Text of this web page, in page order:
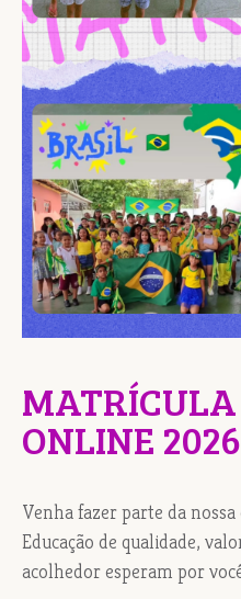
MATRÍCULA
ONLINE 2026
Venha fazer parte da
Educação de qualidade,
acolhedor esperam por